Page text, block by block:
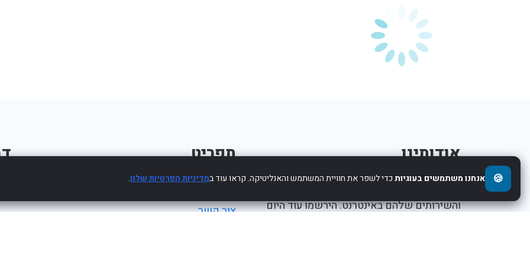
אודותינו
והשירותים שלהם באינטרנט. הירשמו עוד היום
תפריט
צור קשר
🍪 אנחנו משתמשים בעוגיותכדי לשפר את חוויית המשתמש והאנליטיקה. קראו עוד במדיניות הפרטיות שלנו.